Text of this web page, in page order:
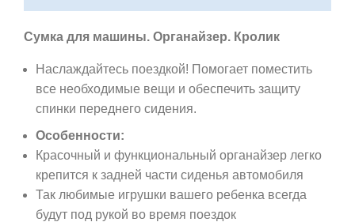
Сумка для машины. Органайзер. Кролик
Наслаждайтесь поездкой! Помогает поместить
все необходимые вещи и обеспечить защиту
спинки переднего сидения.
Особенности:
Красочный и функциональный органайзер легко
крепится к задней части сиденья автомобиля
Так любимые игрушки вашего ребенка всегда
будут под рукой во время поездок